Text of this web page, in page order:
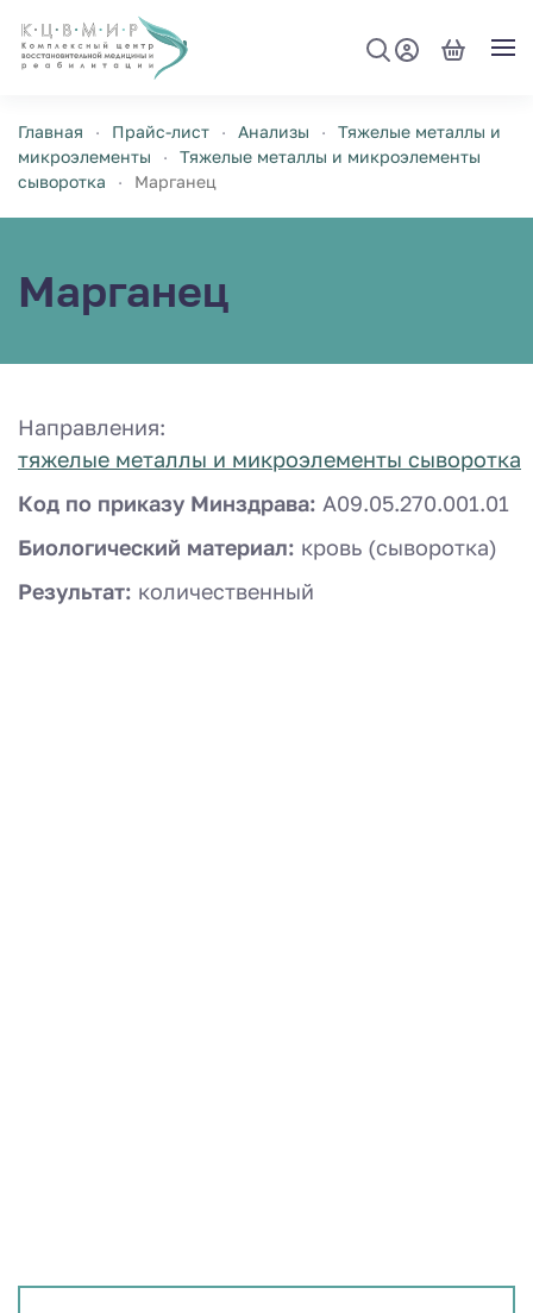
Перейти к содержимому
Главная Прайс-лист Анализы
Тяжелые металлы и
микроэлементы
Тяжелые металлы и микроэлементы
сыворотка
Марганец
Марганец
Направления:
тяжелые металлы и микроэлементы сыворотка
Код по приказу Минздрава: A09.05.270.001.01
Биологический материал: кровь (сыворотка)
Результат: количественный